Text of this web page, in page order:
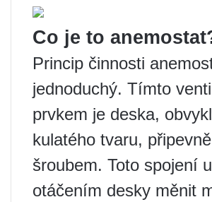
Co je to
Princip činnosti
jednoduchý. Tímto
prvkem je deska,
kulatého tvaru,
šroubem. Toto spojení
otáčením desky měnit